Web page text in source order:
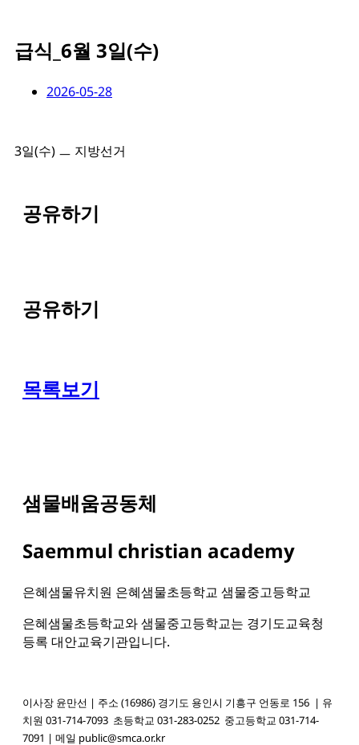
급식_6월 3일(수)
2026-05-28
3일(수) ㅡ 지방선거
공유하기
공유하기
목록보기
샘물배움공동체
Saemmul christian academy
은혜샘물유치원 은혜샘물초등학교 샘물중고등학교
은혜샘물초등학교와 샘물중고등학교는 경기도교육청
등록 대안교육기관입니다.
이사장 윤만선 | 주소 (16986) 경기도 용인시 기흥구 언동로 156 | 유
치원 031-714-7093 초등학교 031-283-0252 중고등학교 031-714-
7091 | 메일 public@smca.or.kr